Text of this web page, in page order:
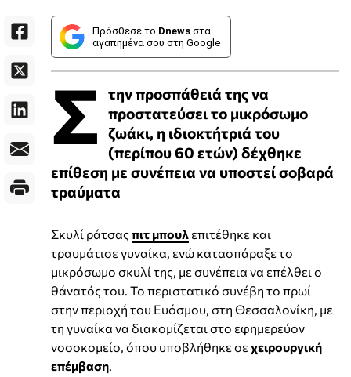
Πρόσθεσε το Dnews στα
αγαπημένα σου στη Google
Σ την προσπάθειά της να
προστατεύσει το μικρόσωμο
ζωάκι, η ιδιοκτήτριά του
(περίπου 60 ετών) δέχθηκε
επίθεση με συνέπεια να υποστεί σοβαρά
τραύματα
Σκυλί ράτσας πιτ μπουλ επιτέθηκε και
τραυμάτισε γυναίκα, ενώ κατασπάραξε το
μικρόσωμο σκυλί της, με συνέπεια να επέλθει ο
θάνατός του. Το περιστατικό συνέβη το πρωί
στην περιοχή του Ευόσμου, στη Θεσσαλονίκη, με
τη γυναίκα να διακομίζεται στο εφημερεύον
νοσοκομείο, όπου υποβλήθηκε σεχειρουργική
επέμβαση.